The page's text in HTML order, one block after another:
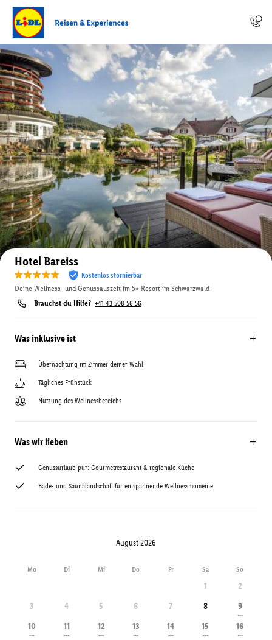
Auf der Karte anzeigen
Hotel Bareiss
Kostenlos stornierbar
Deine Wellness- und Genussauszeit im 5⭑ Resort im Schwarzwald
Brauchst du Hilfe? +41 43 508 56 56
Was inklusive ist
Übernachtung im Zimmer deiner Wahl
Tägliches Frühstück
Nutzung des Wellnessbereichs
Was wir lieben
Genussurlaub pur: Gourmetrestaurant & regionale Küche
Bade- und Saunalandschaft für entspannende Wellnessmomente
August 2026
Mo Di Mi Do Fr Sa So
1
2
3
4 5 6 7 8 9
---
10
---
11
---
12
---
13
---
14
---
15
---
16
---